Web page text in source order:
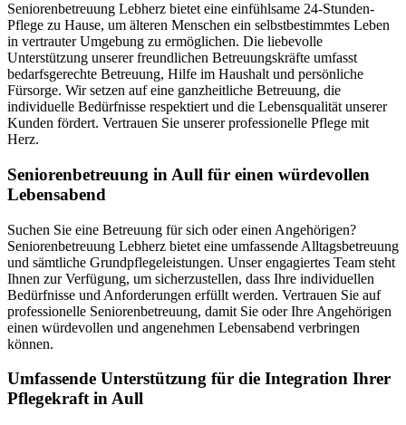
Seniorenbetreuung Lebherz bietet eine einfühlsame 24-Stunden-
Pflege zu Hause, um älteren Menschen ein selbstbestimmtes Leben
in vertrauter Umgebung zu ermöglichen. Die liebevolle
Unterstützung unserer freundlichen Betreuungskräfte umfasst
bedarfsgerechte Betreuung, Hilfe im Haushalt und persönliche
Fürsorge. Wir setzen auf eine ganzheitliche Betreuung, die
individuelle Bedürfnisse respektiert und die Lebensqualität unserer
Kunden fördert. Vertrauen Sie unserer professionelle Pflege mit
Herz.
Senioren­betreuung in Aull für einen würdevollen
Lebensabend
Suchen Sie eine Betreuung für sich oder einen Angehörigen?
Seniorenbetreuung Lebherz bietet eine umfassende Alltagsbetreuung
und sämtliche Grundpflegeleistungen. Unser engagiertes Team steht
Ihnen zur Verfügung, um sicherzustellen, dass Ihre individuellen
Bedürfnisse und Anforderungen erfüllt werden. Vertrauen Sie auf
professionelle Seniorenbetreuung, damit Sie oder Ihre Angehörigen
einen würdevollen und angenehmen Lebensabend verbringen
können.
Umfassende Unterstützung für die Integration Ihrer
Pflegekraft in Aull